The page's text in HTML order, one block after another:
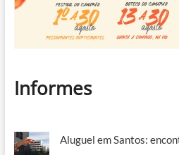
Informes
Aluguel em Santos: